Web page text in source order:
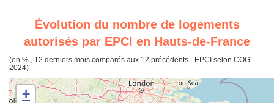
Évolution du nombre de logements
autorisés par EPCI en Hauts-de-France
(en % , 12 derniers mois comparés aux 12 précédents - EPCI selon COG
2024)
+